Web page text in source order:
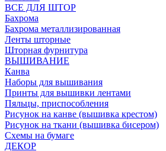
ВСЕ ДЛЯ ШТОР
Бахрома
Бахрома металлизированная
Ленты шторные
Шторная фурнитура
ВЫШИВАНИЕ
Канва
Наборы для вышивания
Принты для вышивки лентами
Пяльцы, приспособления
Рисунок на канве (вышивка крестом)
Рисунок на ткани (вышивка бисером)
Схемы на бумаге
ДЕКОР